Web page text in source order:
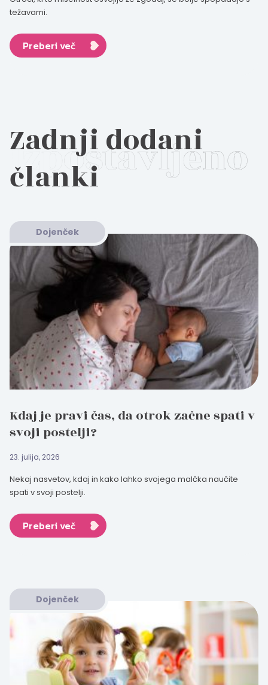
težavami.
Preberi več
Zadnji dodani
članki
Dojenček
Kdaj je pravi čas, da otrok začne spati v
svoji postelji?
23. julija, 2026
Nekaj nasvetov, kdaj in kako lahko svojega malčka naučite
spati v svoji postelji.
Preberi več
Dojenček